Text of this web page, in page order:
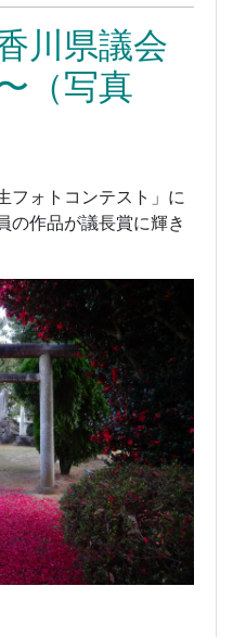
川県議会
（写真
フォトコンテスト」に
の作品が議長賞に輝き